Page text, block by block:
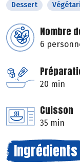
Dessert
Nombre
6
20 min
Cuisson
35 min
Ingrédients